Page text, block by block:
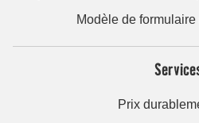
Modèle de
Prix